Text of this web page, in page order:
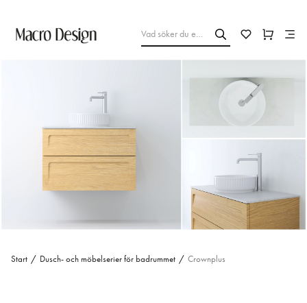
Start / Dusch- och möbelserier för badrummet / Crownplus